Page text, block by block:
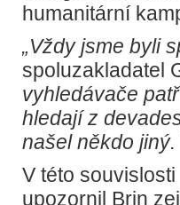
humanitární
„Vždy jsme byli
spoluzakladatel
vyhledávače
hledají z
našel někdo
V této souvislosti
upozornil Brin